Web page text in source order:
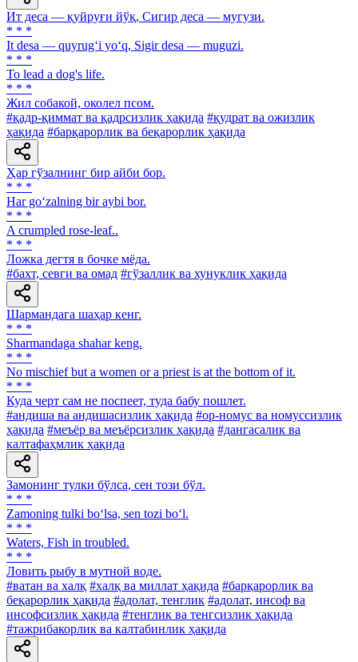
Ит деса — қуйруғи йўқ, Сигир деса — мугузи.
* * *
It desa — quyrug‘i yo‘q, Sigir desa — muguzi.
* * *
To lead a dog's life.
* * *
Жил собакой, околел псом.
#қадр-қиммат ва қадрсизлик ҳақида #қудрат ва ожизлик
ҳақида #барқарорлик ва беқарорлик ҳақида
Ҳар гўзалнинг бир айби бор.
* * *
Har go‘zalning bir aybi bor.
* * *
A crumpled rose-leaf..
* * *
Ложка дегтя в бочке мёда.
#бахт, севги ва омад #гўзаллик ва хунуклик ҳақида
Шармандага шаҳар кенг.
* * *
Sharmandaga shahar keng.
* * *
No mischief but a women or a priest is at the bottom of it.
* * *
Куда черт сам не поспеет, туда бабу пошлет.
#андиша ва андишасизлик ҳақида #ор-номус ва номуссизлик
ҳақида #меъёр ва меъёрсизлик ҳақида #дангасалик ва
калтафаҳмлик ҳақида
Замонинг тулки бўлса, сен този бўл.
* * *
Zamoning tulki bo‘lsa, sen tozi bo‘l.
* * *
Waters, Fish in troubled.
* * *
Ловить рыбу в мутной воде.
#ватан ва халқ #халқ ва миллат ҳақида #барқарорлик ва
беқарорлик ҳақида #адолат, тенглик #адолат, инсоф ва
инсофсизлик ҳақида #тенглик ва тенгсизлик ҳақида
#тажрибакорлик ва калтабинлик ҳақида